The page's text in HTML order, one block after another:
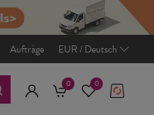
Aufträge EUR / Deutsch
0 0